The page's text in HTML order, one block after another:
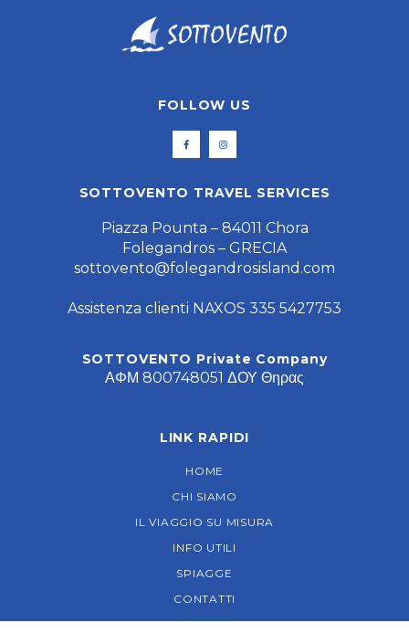
FOLLOW US
SOTTOVENTO TRAVEL SERVICES
Piazza Pounta – 84011 Chora
Folegandros – GRECIA
sottovento@folegandrosisland.com
Assistenza clienti NAXOS 335 5427753
SOTTOVENTO Private Company
ΑΦΜ 800748051 ΔΟΥ Θηρας
LINK RAPIDI
HOME
CHI SIAMO
IL VIAGGIO SU MISURA
INFO UTILI
SPIAGGE
CONTATTI